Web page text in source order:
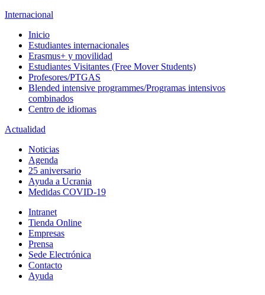
Internacional
Inicio
Estudiantes internacionales
Erasmus+ y movilidad
Estudiantes Visitantes (Free Mover Students)
Profesores/PTGAS
Blended intensive programmes/Programas intensivos
combinados
Centro de idiomas
Actualidad
Noticias
Agenda
25 aniversario
Ayuda a Ucrania
Medidas COVID-19
Intranet
Tienda Online
Empresas
Prensa
Sede Electrónica
Contacto
Ayuda